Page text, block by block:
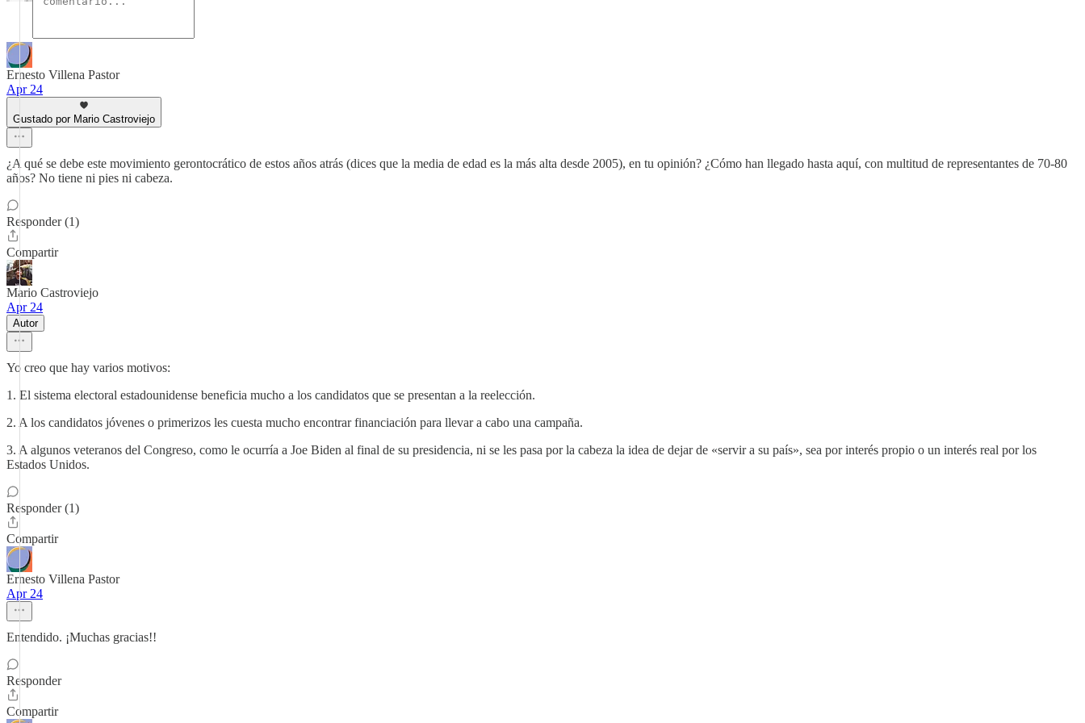
Ernesto Villena Pastor
Apr 24
Gustado por Mario Castroviejo
¿A qué se debe este movimiento gerontocrático de estos años atrás (dices que la media de edad es la más alta desde 2005), en tu opinión? ¿Cómo han llegado hasta aquí, con multitud de representantes de 70-80
años? No tiene ni pies ni cabeza.
Responder (1)
Compartir
Mario Castroviejo
Apr 24
Autor
Yo creo que hay varios motivos:
1. El sistema electoral estadounidense beneficia mucho a los candidatos que se presentan a la reelección.
2. A los candidatos jóvenes o primerizos les cuesta mucho encontrar financiación para llevar a cabo una campaña.
3. A algunos veteranos del Congreso, como le ocurría a Joe Biden al final de su presidencia, ni se les pasa por la cabeza la idea de dejar de «servir a su país», sea por interés propio o un interés real por los
Estados Unidos.
Responder (1)
Compartir
Ernesto Villena Pastor
Apr 24
Entendido. ¡Muchas gracias!!
Responder
Compartir